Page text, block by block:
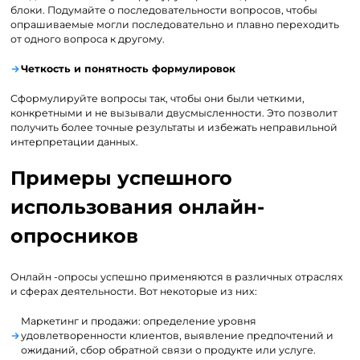
блоки. Подумайте о последовательности вопросов, чтобы
опрашиваемые могли последовательно и плавно переходить
от одного вопроса к другому.
Четкость и понятность формулировок
Сформулируйте вопросы так, чтобы они были четкими,
конкретными и не вызывали двусмысленности. Это позволит
получить более точные результаты и избежать неправильной
интерпретации данных.
Примеры успешного
использования онлайн-
опросников
Онлайн -опросы успешно применяются в различных отраслях
и сферах деятельности. Вот некоторые из них:
Маркетинг и продажи: определение уровня
удовлетворенности клиентов, выявление предпочтений и
ожиданий, сбор обратной связи о продукте или услуге.